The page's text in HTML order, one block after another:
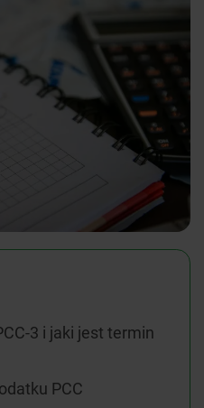
3 i jaki jest termin
PCC